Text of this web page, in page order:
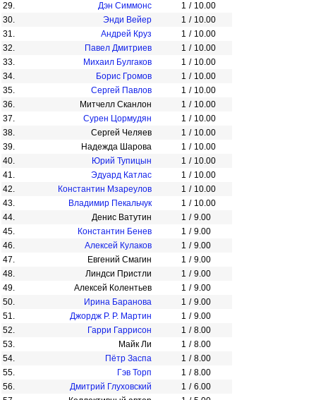
29.
Дэн Симмонс 1 / 10.00
30.
Энди Вейер 1 / 10.00
31.
Андрей Круз 1 / 10.00
32.
Павел Дмитриев 1 / 10.00
33.
Михаил Булгаков 1 / 10.00
34.
Борис Громов 1 / 10.00
35.
Сергей Павлов 1 / 10.00
36.
Митчелл Сканлон 1 / 10.00
37.
Сурен Цормудян 1 / 10.00
38.
Сергей Челяев 1 / 10.00
39.
Надежда Шарова 1 / 10.00
40.
Юрий Тупицын 1 / 10.00
41.
Эдуард Катлас 1 / 10.00
42.
Константин Мзареулов 1 / 10.00
43.
Владимир Пекальчук 1 / 10.00
44.
Денис Ватутин 1 / 9.00
45.
Константин Бенев 1 / 9.00
46.
Алексей Кулаков 1 / 9.00
47.
Евгений Смагин 1 / 9.00
48.
Линдси Пристли 1 / 9.00
49.
Алексей Колентьев 1 / 9.00
50.
Ирина Баранова 1 / 9.00
51.
Джордж Р. Р. Мартин 1 / 9.00
52.
Гарри Гаррисон 1 / 8.00
53.
Майк Ли 1 / 8.00
54.
Пётр Заспа 1 / 8.00
55.
Гэв Торп 1 / 8.00
56.
Дмитрий Глуховский 1 / 6.00